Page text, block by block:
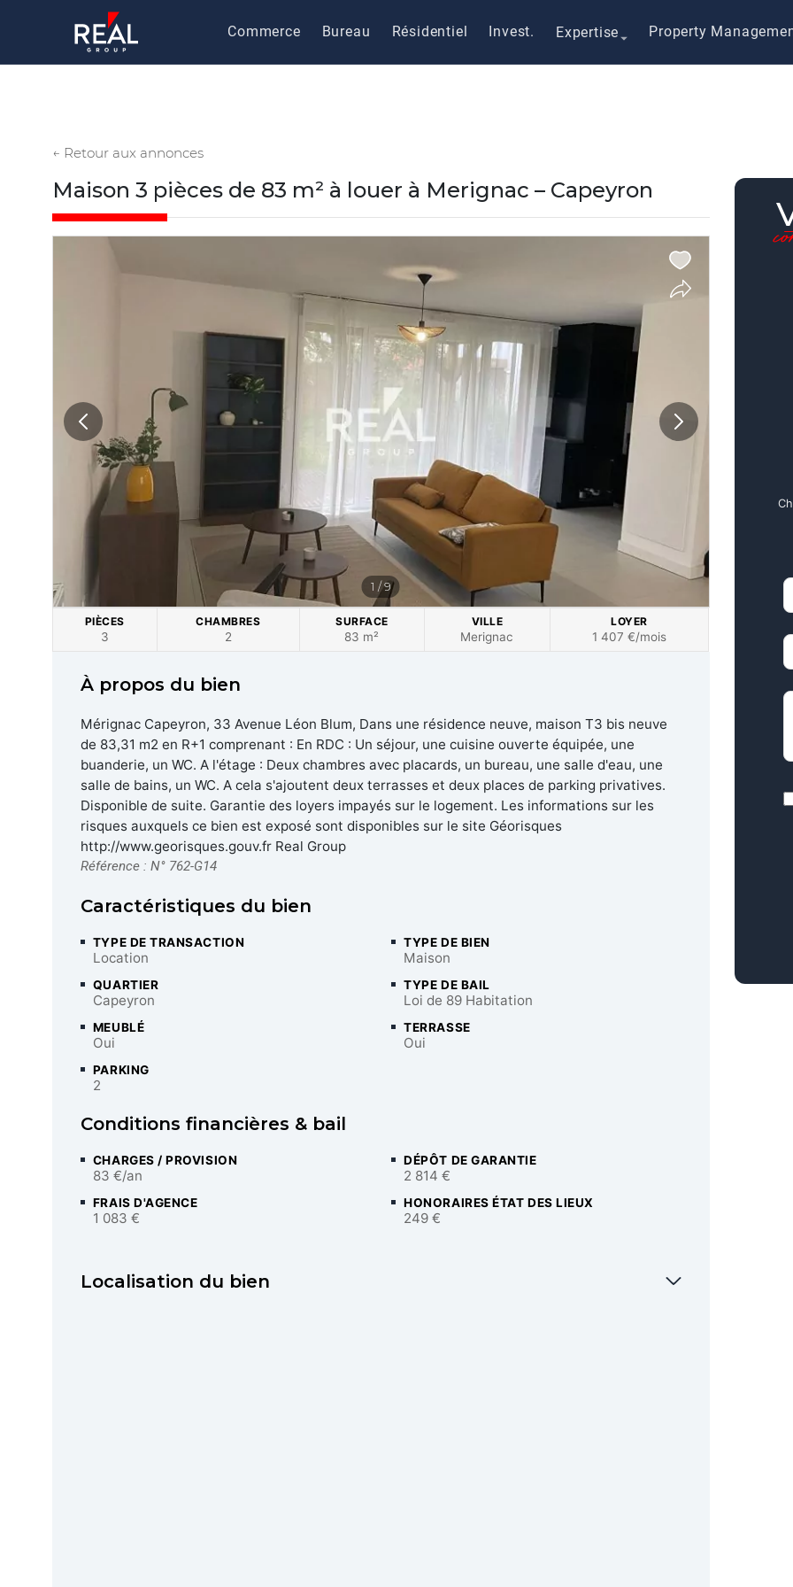
Commerce Bureau Résidentiel Invest. Expertise Property
← Retour aux annonces
Maison 3 pièces de 83 m² à louer à Merignac – Capeyron
1 / 9
PIÈCES
3
CHAMBRES
2
SURFACE
83 m²
VILLE
Merignac
LOYER
1 407 €/mois
À propos du bien
Mérignac Capeyron, 33 Avenue Léon Blum, Dans une résidence neuve, maison T3 bis neuve
de 83,31 m2 en R+1 comprenant : En RDC : Un séjour, une cuisine ouverte équipée, une
buanderie, un WC. A l'étage : Deux chambres avec placards, un bureau, une salle d'eau, une
salle de bains, un WC. A cela s'ajoutent deux terrasses et deux places de parking privatives.
Disponible de suite. Garantie des loyers impayés sur le logement. Les informations sur les
risques auxquels ce bien est exposé sont disponibles sur le site Géorisques
http://www.georisques.gouv.fr Real Group
Référence : N° 762-G14
Caractéristiques du bien
TYPE DE TRANSACTION
Location
TYPE DE BIEN
Maison
QUARTIER
Capeyron
TYPE DE BAIL
Loi de 89 Habitation
MEUBLÉ
Oui
TERRASSE
Oui
PARKING
2
Conditions financières & bail
CHARGES / PROVISION
83 €/an
DÉPÔT DE GARANTIE
2 814 €
FRAIS D'AGENCE
1 083 €
HONORAIRES ÉTAT DES LIEUX
249 €
Localisation du bien